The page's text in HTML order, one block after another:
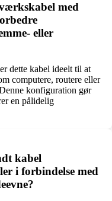
med
eller
dette kabel ideelt til at
computere, routere eller
konfiguration gør
en pålidelig
kabel
i forbindelse med